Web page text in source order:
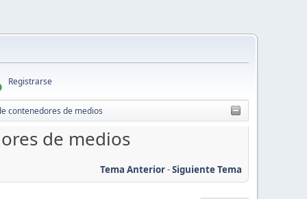
Registrarse
contenedores de medios
de medios
Tema Anterior-Siguiente Tema